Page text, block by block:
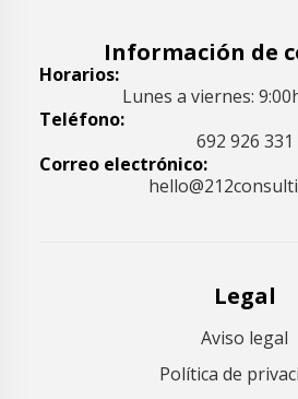
Información de
Horarios:
Lunes a viernes:
Teléfono:
692 926 331
Correo electrónico:
Legal
Aviso legal
Política de